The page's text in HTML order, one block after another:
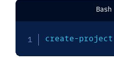
Bash
create-project